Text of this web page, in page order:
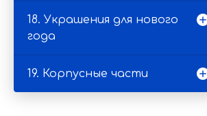
18. Украшения для нового
года
19. Корпусные части